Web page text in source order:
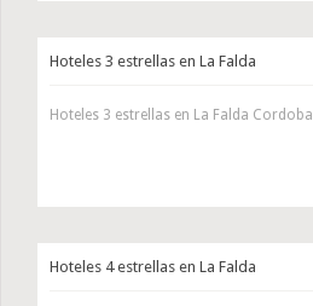
Hoteles 3 estrellas en La Falda
Hoteles 3 estrellas en La Falda Cordoba
Hoteles 4 estrellas en La Falda